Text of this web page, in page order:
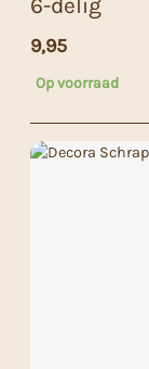
9,95
Op voorraad